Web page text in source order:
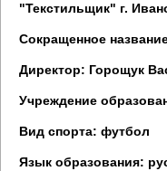
"Текстильщик" г.
Сокращенное
Директор: Горощук
Учреждение
Вид спорта: футбол
Язык образования: